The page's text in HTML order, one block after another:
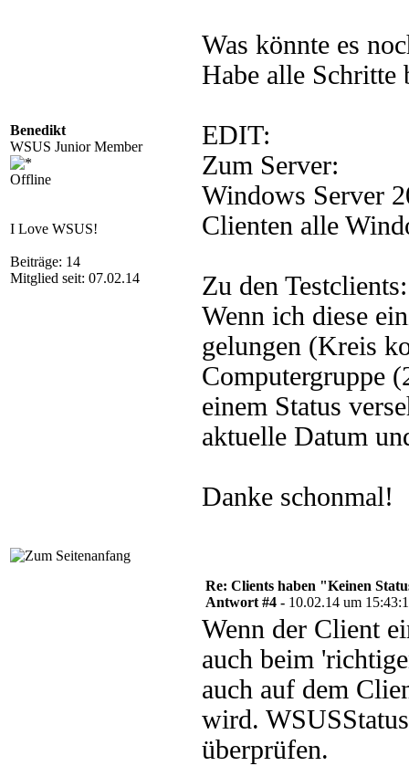
Benedikt
WSUS Junior Member
Offline
I Love WSUS!
Beiträge: 14
Mitglied seit: 07.02.14
Was könnte es
Habe alle Schritte
EDIT:
Zum Server:
Windows Server
Clienten alle
Zu den Testclients:
Wenn ich diese
gelungen (Kreis
Computergruppe
einem Status
aktuelle Datum
Danke schonmal!
Re: Clients haben "Keinen
Antwort #4 - 10.02.14 um
Wenn der Client
auch beim
auch auf dem
wird.
überprüfen.